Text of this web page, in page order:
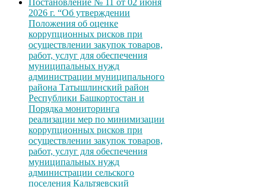
2026 г. “Об утверждении
Положения об оценке
коррупционных рисков при
осуществлении закупок товаров,
работ, услуг для обеспечения
муниципальных нужд
администрации муниципального
района Татышлинский район
Республики Башкортостан и
Порядка мониторинга
реализации мер по минимизации
коррупционных рисков при
осуществлении закупок товаров,
работ, услуг для обеспечения
муниципальных нужд
администрации сельского
поселения Кальтяевский